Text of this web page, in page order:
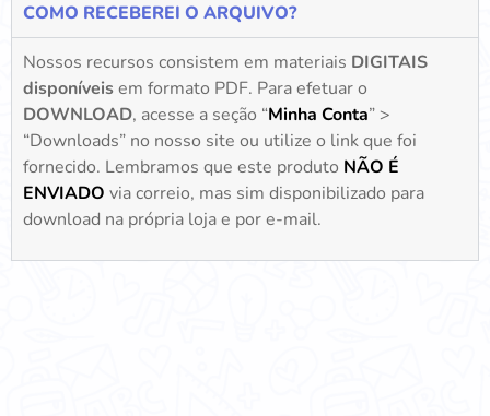
COMO RECEBEREI O ARQUIVO?
Nossos recursos consistem em materiais DIGITAIS
disponíveisem formato PDF. Para efetuar o
DOWNLOAD, acesse a seção “Minha Conta” >
“Downloads” no nosso site ou utilize o link que foi
fornecido. Lembramos que este produto NÃO É
ENVIADO via correio, mas sim disponibilizado para
download na própria loja e por e-mail.